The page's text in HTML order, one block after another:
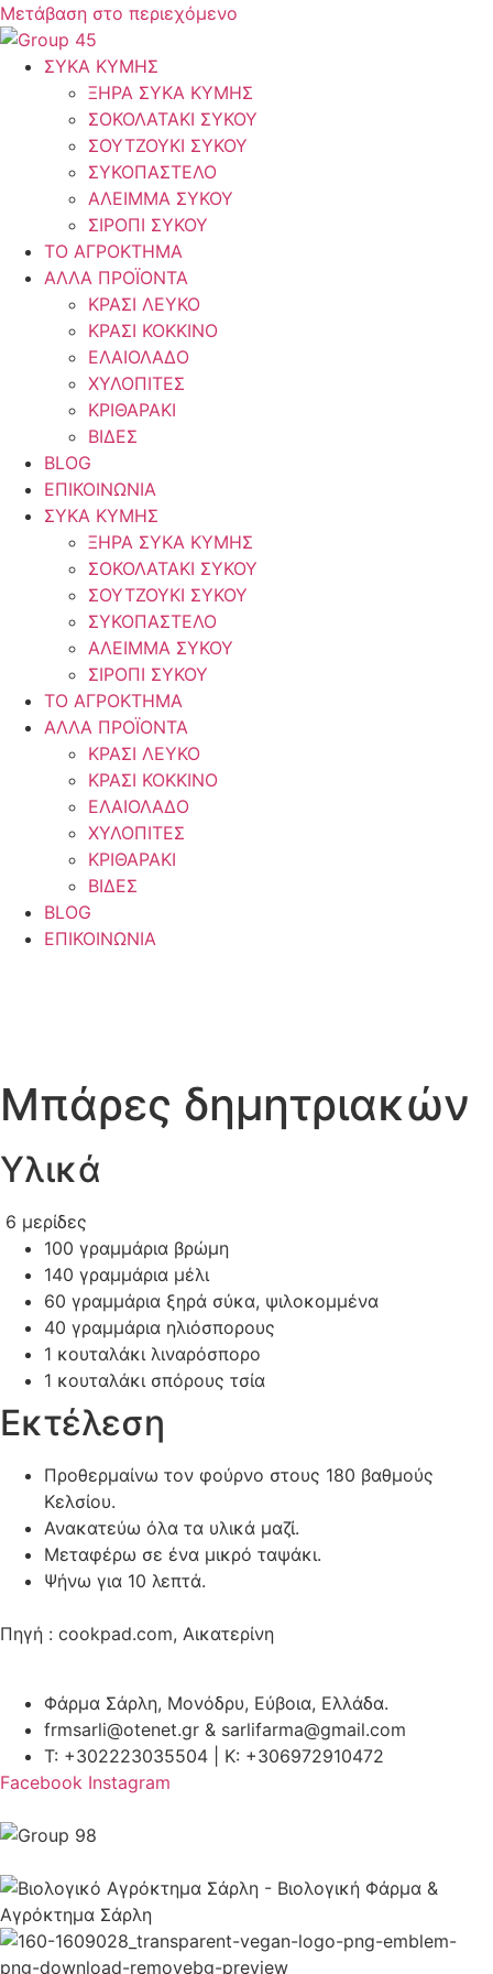
Μετάβαση στο περιεχόμενο
ΣΥΚΑ ΚΥΜΗΣ
ΞΗΡΑ ΣΥΚΑ ΚΥΜΗΣ
ΣΟΚΟΛΑΤΑΚΙ ΣΥΚΟΥ
ΣΟΥΤΖΟΥΚΙ ΣΥΚΟΥ
ΣΥΚΟΠΑΣΤΕΛΟ
ΑΛΕΙΜΜΑ ΣΥΚΟΥ
ΣΙΡΟΠΙ ΣΥΚΟΥ
ΤΟ ΑΓΡΟΚΤΗΜΑ
ΑΛΛΑ ΠΡΟΪΟΝΤΑ
ΚΡΑΣΙ ΛΕΥΚΟ
ΚΡΑΣΙ ΚΟΚΚΙΝΟ
ΕΛΑΙΟΛΑΔΟ
ΧΥΛΟΠΙΤΕΣ
ΚΡΙΘΑΡΑΚΙ
ΒΙΔΕΣ
BLOG
ΕΠΙΚΟΙΝΩΝΙΑ
ΣΥΚΑ ΚΥΜΗΣ
ΞΗΡΑ ΣΥΚΑ ΚΥΜΗΣ
ΣΟΚΟΛΑΤΑΚΙ ΣΥΚΟΥ
ΣΟΥΤΖΟΥΚΙ ΣΥΚΟΥ
ΣΥΚΟΠΑΣΤΕΛΟ
ΑΛΕΙΜΜΑ ΣΥΚΟΥ
ΣΙΡΟΠΙ ΣΥΚΟΥ
ΤΟ ΑΓΡΟΚΤΗΜΑ
ΑΛΛΑ ΠΡΟΪΟΝΤΑ
ΚΡΑΣΙ ΛΕΥΚΟ
ΚΡΑΣΙ ΚΟΚΚΙΝΟ
ΕΛΑΙΟΛΑΔΟ
ΧΥΛΟΠΙΤΕΣ
ΚΡΙΘΑΡΑΚΙ
ΒΙΔΕΣ
BLOG
ΕΠΙΚΟΙΝΩΝΙΑ
Μπάρες δημητριακών
Υλικά
6 μερίδες
100 γραμμάρια βρώμη
140 γραμμάρια μέλι
60 γραμμάρια ξηρά σύκα, ψιλοκομμένα
40 γραμμάρια ηλιόσπορους
1 κουταλάκιλιναρόσπορο
1 κουταλάκισπόρους τσία
Εκτέλεση
Προθερμαίνω τον φούρνο στους 180 βαθμούς
Κελσίου.
Ανακατεύω όλα τα υλικά μαζί.
Μεταφέρω σε ένα μικρό ταψάκι.
Ψήνω για 10 λεπτά.
Πηγή : cookpad.com, Αικατερίνη
Φάρμα Σάρλη, Μονόδρυ, Εύβοια, Ελλάδα.
frmsarli@otenet.gr & sarlifarma@gmail.com
T: +302223035504 | Κ: +306972910472
Facebook Instagram